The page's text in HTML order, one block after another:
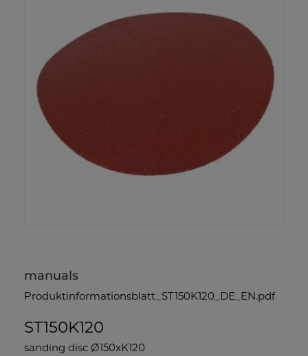
manuals
Produktinformationsblatt_ST150K120_DE_EN.pdf
ST150K120
sanding disc Ø150xK120